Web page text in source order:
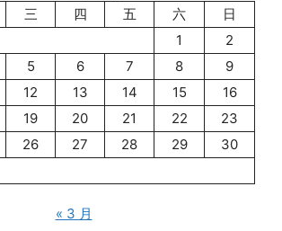
三 四 五 六
日
1
2
5 6 7 8
9
12 13 14 15
16
19 20 21 22
23
26 27 28 29
30
« 3 月